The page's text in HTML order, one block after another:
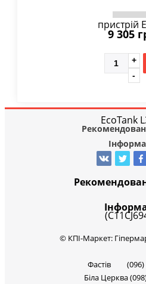
9 305
© КПІ-Маркет:
Фастів (096)
Біла Церква